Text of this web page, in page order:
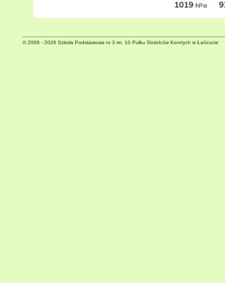
© 2009 - 2026 Szkoła Podstawowa nr 3 im. 10 Pułku Strzelców Konnych w Łańcucie